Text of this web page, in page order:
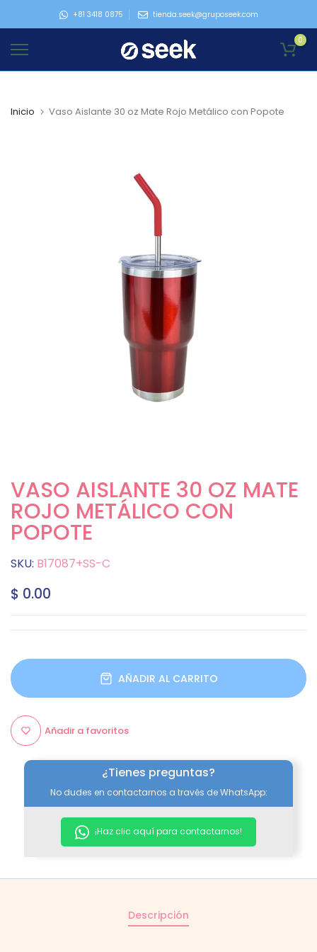
contenido
+81 3418 0875 tienda.seek@gruposeek.com
0
Inicio Vaso Aislante 30 oz Mate Rojo Metálico con Popote
VASO AISLANTE 30 OZ MATE
ROJO METÁLICO CON
POPOTE
SKU: B17087+SS-C
$ 0.00
AÑADIR AL CARRITO
Añadir a favoritos
¿Tienes preguntas?
No dudes en contactarnos a través de WhatsApp:
¡Haz clic aquí para contactarnos!
Descripción